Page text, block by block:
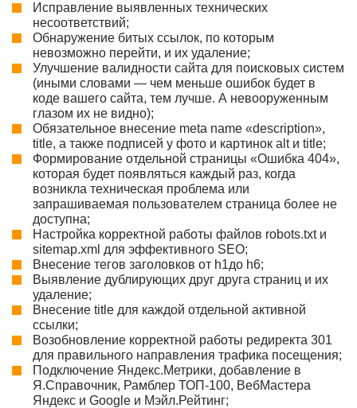
Исправление выявленных технических
несоответствий;
Обнаружение битых ссылок, по которым
невозможно перейти, и их удаление;
Улучшение валидности сайта для поисковых систем
(иными словами — чем меньше ошибок будет в
коде вашего сайта, тем лучше. А невооруженным
глазом их не видно);
Обязательное внесение meta name «description»,
title, а также подписей у фото и картинок alt и title;
Формирование отдельной страницы «Ошибка 404»,
которая будет появляться каждый раз, когда
возникла техническая проблема или
запрашиваемая пользователем страница более не
доступна;
Настройка корректной работы файлов robots.txt и
sitemap.xml для эффективного SEO;
Внесение тегов заголовков от h1до h6;
Выявление дублирующих друг друга страниц и их
удаление;
Внесение title для каждой отдельной активной
ссылки;
Возобновление корректной работы редиректа 301
для правильного направления трафика посещения;
Подключение Яндекс.Метрики, добавление в
Я.Справочник, Рамблер ТОП-100, ВебМастера
Яндекс и Google и Мэйл.Рейтинг;